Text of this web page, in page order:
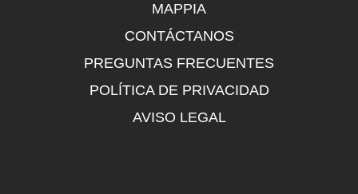
MAPPIA
CONTÁCTANOS
PREGUNTAS FRECUENTES
POLÍTICA DE PRIVACIDAD
AVISO LEGAL